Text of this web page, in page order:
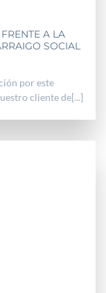
A LA
SOCIAL
por este
cliente de[...]